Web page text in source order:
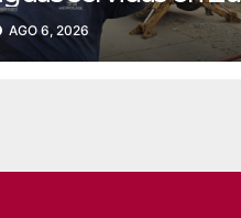
AGO 6, 2026